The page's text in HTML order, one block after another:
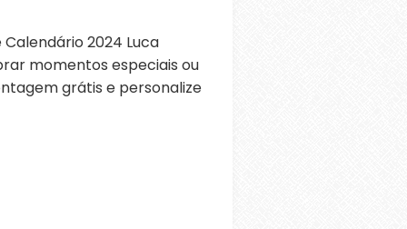
2024 Luca
momentos especiais ou
grátis e personalize